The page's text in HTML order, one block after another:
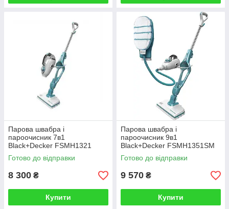
Парова швабра і
пароочисник 7в1
Black+Decker FSMH1321
Готово до відправки
8 300 ₴
Купити
Парова швабра і
пароочисник 9в1
Black+Decker FSMH1351SM
Готово до відправки
9 570 ₴
Купити